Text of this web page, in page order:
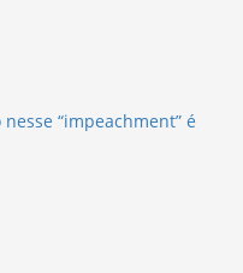
“impeachment” é